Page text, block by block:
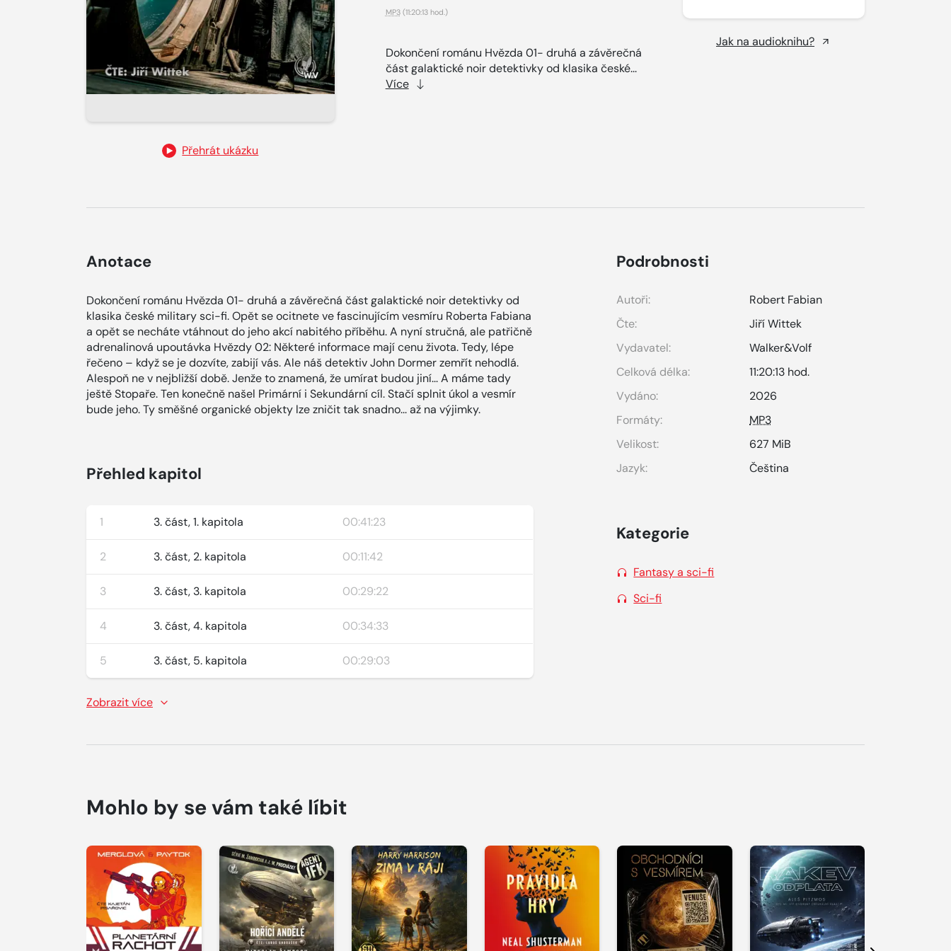
Přehrát ukázku
MP3(11:20:13 hod.)
Dokončení románu Hvězda 01- druhá a závěrečná
část galaktické noir detektivky od klasika české...
Více
Jak na audioknihu?
Anotace
Dokončení románu Hvězda 01- druhá a závěrečná část galaktické noir detektivky od
klasika české military sci-fi. Opět se ocitnete ve fascinujícím vesmíru Roberta Fabiana
a opět se necháte vtáhnout do jeho akcí nabitého příběhu. A nyní stručná, ale patřičně
adrenalinová upoutávka Hvězdy 02: Některé informace mají cenu života. Tedy, lépe
řečeno – když se je dozvíte, zabijí vás. Ale náš detektiv John Dormer zemřít nehodlá.
Alespoň ne v nejbližší době. Jenže to znamená, že umírat budou jiní... A máme tady
ještě Stopaře. Ten konečně našel Primární i Sekundární cíl. Stačí splnit úkol a vesmír
bude jeho. Ty směšné organické objekty lze zničit tak snadno... až na výjimky.
Přehled kapitol
1 3. část, 1. kapitola 00:41:23
2 3. část, 2. kapitola 00:11:42
3 3. část, 3. kapitola 00:29:22
4 3. část, 4. kapitola 00:34:33
5 3. část, 5. kapitola 00:29:03
Zobrazit více
Podrobnosti
Autoři:
Robert Fabian
Čte:
Jiří Wittek
Vydavatel:
Walker&Volf
Celková délka:
11:20:13 hod.
Vydáno:
2026
Formáty:
MP3
Velikost:
627 MiB
Jazyk:
Čeština
Kategorie
Fantasy a sci-fi
Sci-fi
Mohlo by se vám také líbit
Přehrát
ukázku
Přehrát
ukázku
Přehrát
ukázku
Přehrát
ukázku
Přehrát
ukázku
Přehrát
ukázku